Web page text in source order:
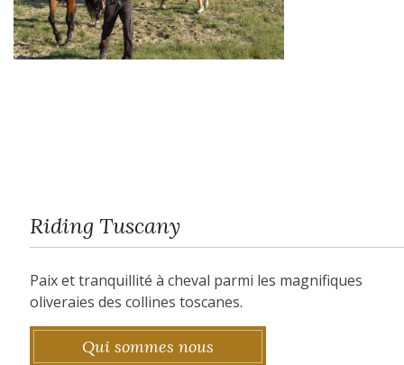
Riding Tuscany
Paix et tranquillité à cheval parmi les magnifiques
oliveraies des collines toscanes.
Qui sommes nous